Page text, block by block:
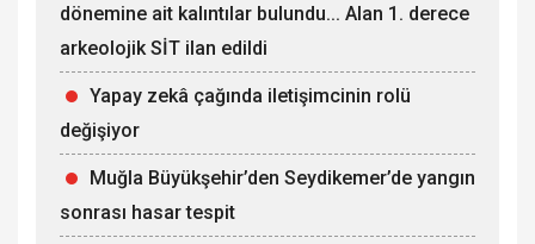
dönemine ait kalıntılar bulundu... Alan 1. derece
arkeolojik SİT ilan edildi
Yapay zekâ çağında iletişimcinin rolü
değişiyor
Muğla Büyükşehir’den Seydikemer’de yangın
sonrası hasar tespit